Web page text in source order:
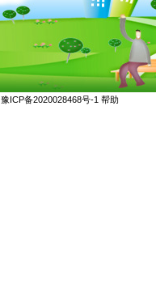
豫ICP备2020028468号-1 帮助